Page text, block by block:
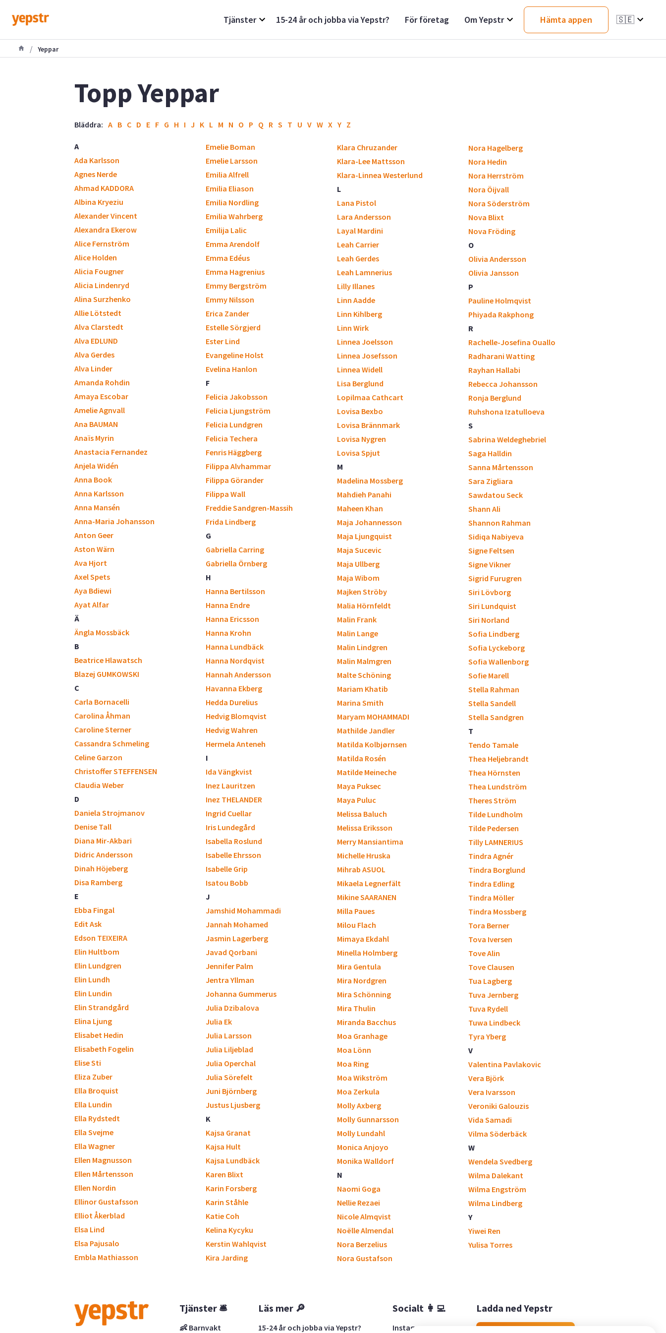
Tjänster 15-24 år och jobba via Yepstr? För företag Om Yepstr Hämta appen 🇸🇪
/ Yeppar
Topp Yeppar
Bläddra: A B C D E F G H I J K L M N O P Q R S T U V W X Y Z
A
Ada Karlsson
Agnes Nerde
Ahmad KADDORA
Albina Kryeziu
Alexander Vincent
Alexandra Ekerow
Alice Fernström
Alice Holden
Alicia Fougner
Alicia Lindenryd
Alina Surzhenko
Allie Lötstedt
Alva Clarstedt
Alva EDLUND
Alva Gerdes
Alva Linder
Amanda Rohdin
Amaya Escobar
Amelie Agnvall
Ana BAUMAN
Anaïs Myrin
Anastacia Fernandez
Anjela Widén
Anna Book
Anna Karlsson
Anna Mansén
Anna-Maria Johansson
Anton Geer
Aston Wärn
Ava Hjort
Axel Spets
Aya Bdiewi
Ayat Alfar
Ä
Ängla Mossbäck
B
Beatrice Hlawatsch
Blazej GUMKOWSKI
C
Carla Bornacelli
Carolina Åhman
Caroline Sterner
Cassandra Schmeling
Celine Garzon
Christoffer STEFFENSEN
Claudia Weber
D
Daniela Strojmanov
Denise Tall
Diana Mir-Akbari
Didric Andersson
Dinah Höjeberg
Disa Ramberg
E
Ebba Fingal
Edit Ask
Edson TEIXEIRA
Elin Hultbom
Elin Lundgren
Elin Lundh
Elin Lundin
Elin Strandgård
Elina Ljung
Elisabet Hedin
Elisabeth Fogelin
Elise Sti
Eliza Zuber
Ella Broquist
Ella Lundin
Ella Rydstedt
Ella Svejme
Ella Wagner
Ellen Magnusson
Ellen Mårtensson
Ellen Nordin
Ellinor Gustafsson
Elliot Åkerblad
Elsa Lind
Elsa Pajusalo
Embla Mathiasson
Emelie Boman
Emelie Larsson
Emilia Alfrell
Emilia Eliason
Emilia Nordling
Emilia Wahrberg
Emilija Lalic
Emma Arendolf
Emma Edéus
Emma Hagrenius
Emmy Bergström
Emmy Nilsson
Erica Zander
Estelle Sörgjerd
Ester Lind
Evangeline Holst
Evelina Hanlon
F
Felicia Jakobsson
Felicia Ljungström
Felicia Lundgren
Felicia Techera
Fenris Häggberg
Filippa Alvhammar
Filippa Görander
Filippa Wall
Freddie Sandgren-Massih
Frida Lindberg
G
Gabriella Carring
Gabriella Örnberg
H
Hanna Bertilsson
Hanna Endre
Hanna Ericsson
Hanna Krohn
Hanna Lundbäck
Hanna Nordqvist
Hannah Andersson
Havanna Ekberg
Hedda Durelius
Hedvig Blomqvist
Hedvig Wahren
Hermela Anteneh
I
Ida Vängkvist
Inez Lauritzen
Inez THELANDER
Ingrid Cuellar
Iris Lundegård
Isabella Roslund
Isabelle Ehrsson
Isabelle Grip
Isatou Bobb
J
Jamshid Mohammadi
Jannah Mohamed
Jasmin Lagerberg
Javad Qorbani
Jennifer Palm
Jentra Yllman
Johanna Gummerus
Julia Dzibalova
Julia Ek
Julia Larsson
Julia Liljeblad
Julia Operchal
Julia Sörefelt
Juni Björnberg
Justus Ljusberg
K
Kajsa Granat
Kajsa Hult
Kajsa Lundbäck
Karen Blixt
Karin Forsberg
Karin Ståhle
Katie Coh
Kelina Kycyku
Kerstin Wahlqvist
Kira Jarding
Klara Chruzander
Klara-Lee Mattsson
Klara-Linnea Westerlund
L
Lana Pistol
Lara Andersson
Layal Mardini
Leah Carrier
Leah Gerdes
Leah Lamnerius
Lilly Illanes
Linn Aadde
Linn Kihlberg
Linn Wirk
Linnea Joelsson
Linnea Josefsson
Linnea Widell
Lisa Berglund
Lopilmaa Cathcart
Lovisa Bexbo
Lovisa Brännmark
Lovisa Nygren
Lovisa Spjut
M
Madelina Mossberg
Mahdieh Panahi
Maheen Khan
Maja Johannesson
Maja Ljungquist
Maja Sucevic
Maja Ullberg
Maja Wibom
Majken Ströby
Malia Hörnfeldt
Malin Frank
Malin Lange
Malin Lindgren
Malin Malmgren
Malte Schöning
Mariam Khatib
Marina Smith
Maryam MOHAMMADI
Mathilde Jandler
Matilda Kolbjørnsen
Matilda Rosén
Matilde Meineche
Maya Puksec
Maya Puluc
Melissa Baluch
Melissa Eriksson
Merry Mansiantima
Michelle Hruska
Mihrab ASUOL
Mikaela Legnerfält
Mikine SAARANEN
Milla Paues
Milou Flach
Mimaya Ekdahl
Minella Holmberg
Mira Gentula
Mira Nordgren
Mira Schönning
Mira Thulin
Miranda Bacchus
Moa Granhage
Moa Lönn
Moa Ring
Moa Wikström
Moa Zerkula
Molly Axberg
Molly Gunnarsson
Molly Lundahl
Monica Anjoyo
Monika Walldorf
N
Naomi Goga
Nellie Rezaei
Nicole Almqvist
Noëlle Almendal
Nora Berzelius
Nora Gustafson
Nora Hagelberg
Nora Hedin
Nora Herrström
Nora Öijvall
Nora Söderström
Nova Blixt
Nova Fröding
O
Olivia Andersson
Olivia Jansson
P
Pauline Holmqvist
Phiyada Rakphong
R
Rachelle-Josefina Ouallo
Radharani Watting
Rayhan Hallabi
Rebecca Johansson
Ronja Berglund
Ruhshona Izatulloeva
S
Sabrina Weldeghebriel
Saga Halldin
Sanna Mårtensson
Sara Zigliara
Sawdatou Seck
Shann Ali
Shannon Rahman
Sidiqa Nabiyeva
Signe Feltsen
Signe Vikner
Sigrid Furugren
Siri Lövborg
Siri Lundquist
Siri Norland
Sofia Lindberg
Sofia Lyckeborg
Sofia Wallenborg
Sofie Marell
Stella Rahman
Stella Sandell
Stella Sandgren
T
Tendo Tamale
Thea Heljebrandt
Thea Hörnsten
Thea Lundström
Theres Ström
Tilde Lundholm
Tilde Pedersen
Tilly LAMNERIUS
Tindra Agnér
Tindra Borglund
Tindra Edling
Tindra Möller
Tindra Mossberg
Tora Berner
Tova Iversen
Tove Alin
Tove Clausen
Tua Lagberg
Tuva Jernberg
Tuva Rydell
Tuwa Lindbeck
Tyra Yberg
V
Valentina Pavlakovic
Vera Björk
Vera Ivarsson
Veroniki Galouzis
Vida Samadi
Vilma Söderbäck
W
Wendela Svedberg
Wilma Dalekant
Wilma Engström
Wilma Lindberg
Y
Yiwei Ren
Yulisa Torres
Tjänster 🛎
👶 Barnvakt
Läs mer 🔎
15-24 år och jobba via Yepstr?
Socialt 👩‍💻
Instagram
Ladda ned Yepstr